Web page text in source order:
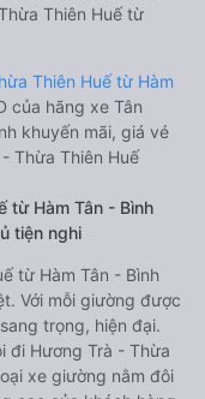
Thiên Huế từ
Thiên Huế từ Hàm
của hãng xe Tân
khuyến mãi, giá vé
Thừa Thiên Huế
từ Hàm Tân - Bình
tiện nghi
từ Hàm Tân - Bình
Với mỗi giường được
trọng, hiện đại.
đi Hương Trà - Thừa
xe giường nằm đôi